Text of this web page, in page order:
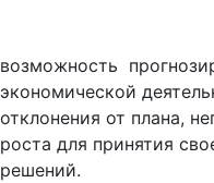
возможность
экономической
отклонения от плана,
роста для принятия
решений.